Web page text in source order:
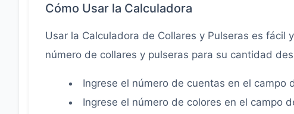
c^{\frac{n}{2}}
\dfrac{1}{2}
c^{\frac{n+1}
{2}}
Cómo Usar la Calculadora
Usar la Calculadora de Collares y Pulseras es
número de collares y pulseras para su cantidad
Ingrese el número de cuentas en el campo
Ingrese el número de colores en el campo